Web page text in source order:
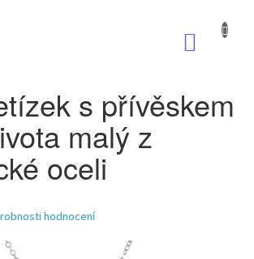
s přívěskem
malý z
oceli
hodnocení